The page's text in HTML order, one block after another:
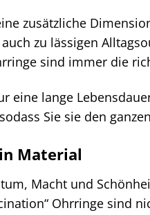
zusätzliche
zu lässigen
sind immer die
eine lange
Sie sie den
Material
Macht und
Ohrringe sind